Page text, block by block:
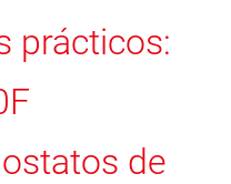
prácticos:
de